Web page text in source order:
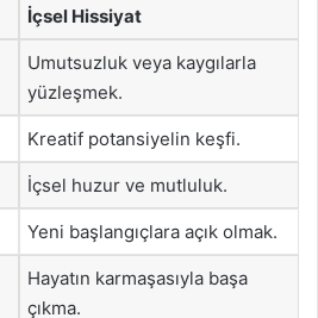
İçsel Hissiyat
Umutsuzluk veya kaygılarla
yüzleşmek.
Kreatif potansiyelin keşfi.
İçsel huzur ve mutluluk.
Yeni başlangıçlara açık olmak.
Hayatın karmaşasıyla başa
çıkma.